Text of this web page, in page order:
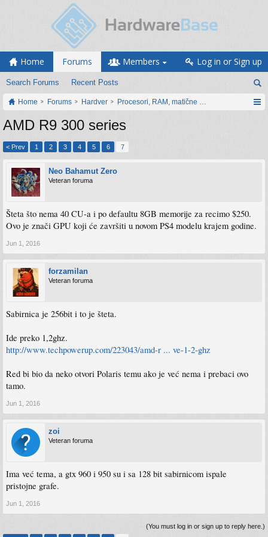
Home Forums
Search Forums Recent Posts
Members Log in or Sign up
Home Forums Hardver Procesori, RAM, matične ploče i grafičke
AMD R9 300 series
< Prev 1 2 3 4 5 6 7
Neo Bahamut Zero
Veteran foruma
Šteta što nema 40 CU-a i po defaultu 8GB memorije za recimo $250.
Ovo je znači GPU koji će završiti u novom PS4 modelu krajem godine.
Jun 1, 2016
forzamilan
Veteran foruma
Sabirnica je 256bit i to je šteta.
Ide preko 1,2ghz.
http://www.techpowerup.com/223043/amd-r ... ve-1-2-ghz
Red bi bio da neko otvori Polaris temu ako je već nema i prebaci ovo
tamo.
Jun 1, 2016
zoi
Veteran foruma
Ima već tema, a gtx 960 i 950 su i sa 128 bit sabirnicom ispale
pristojne grafe.
Jun 1, 2016
(You must log in or sign up to reply here.)